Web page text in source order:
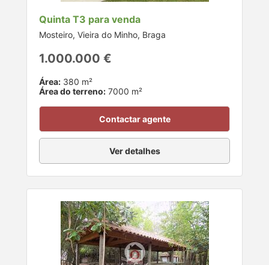
Quinta T3 para venda
Mosteiro, Vieira do Minho, Braga
1.000.000 €
Área: 380 m²
Área do terreno: 7000 m²
Contactar agente
Ver detalhes